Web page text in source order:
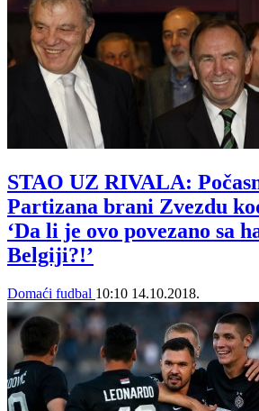
STAO UZ RIVALA:
Partizana brani Zvezdu
‘Da li je ovo povezano sa
Belgiji?!’
Domaći fudbal 10:10 14.10.2018.